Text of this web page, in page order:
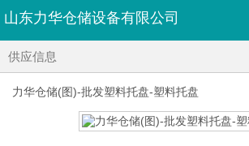
山东力华仓储设备有限公司
供应信息
力华仓储(图)-批发塑料托盘-塑料托盘